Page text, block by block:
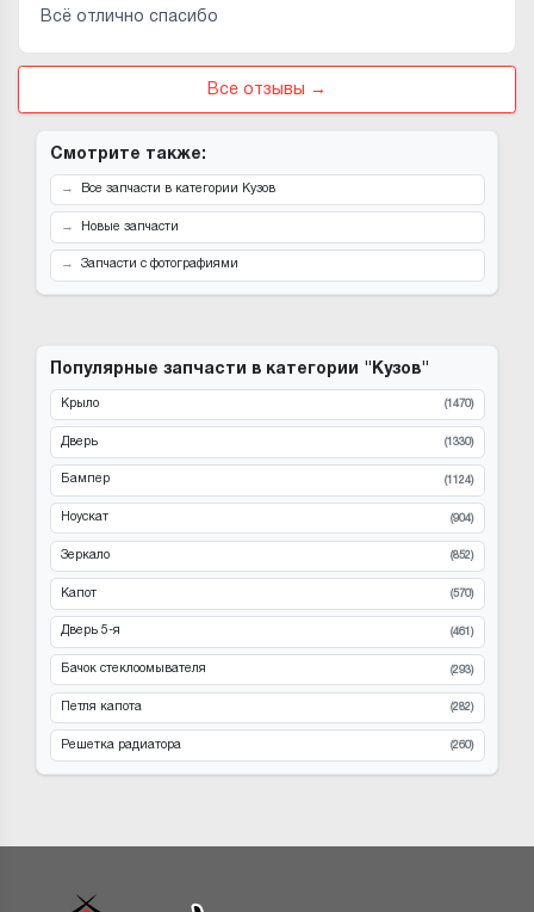
Всё отлично спасибо
Все отзывы →
Смотрите также:
Все запчасти в категории Кузов
Новые запчасти
Запчасти с фотографиями
Популярные запчасти в категории "Кузов"
Крыло (1470)
Дверь (1330)
Бампер (1124)
Ноускат (904)
Зеркало (852)
Капот (570)
Дверь 5-я (461)
Бачок стеклоомывателя (293)
Петля капота (282)
Решетка радиатора (260)